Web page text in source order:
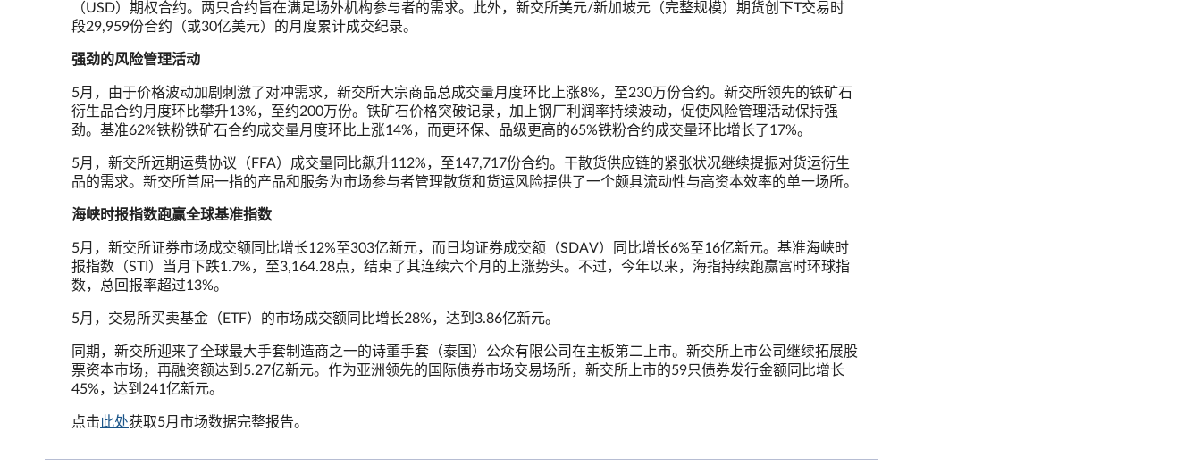
（USD）期权合约。两只合约旨在满足场外机构参与者的需求。此外，新交所美元/新加坡元（完整规模）期货创下T交易时
段29,959份合约（或30亿美元）的月度累计成交纪录。
强劲的风险管理活动
5月，由于价格波动加剧刺激了对冲需求，新交所大宗商品总成交量月度环比上涨8%，至230万份合约。新交所领先的铁矿石
衍生品合约月度环比攀升13%，至约200万份。铁矿石价格突破记录，加上钢厂利润率持续波动，促使风险管理活动保持强
劲。基准62%铁粉铁矿石合约成交量月度环比上涨14%，而更环保、品级更高的65%铁粉合约成交量环比增长了17%。
5月，新交所远期运费协议（FFA）成交量同比飙升112%，至147,717份合约。干散货供应链的紧张状况继续提振对货运衍生
品的需求。新交所首屈一指的产品和服务为市场参与者管理散货和货运风险提供了一个颇具流动性与高资本效率的单一场所。
海峡时报指数跑赢全球基准指数
5月，新交所证券市场成交额同比增长12%至303亿新元，而日均证券成交额（SDAV）同比增长6%至16亿新元。基准海峡时
报指数（STI）当月下跌1.7%，至3,164.28点，结束了其连续六个月的上涨势头。不过，今年以来，海指持续跑赢富时环球指
数，总回报率超过13%。
5月，交易所买卖基金（ETF）的市场成交额同比增长28%，达到3.86亿新元。
同期，新交所迎来了全球最大手套制造商之一的诗董手套（泰国）公众有限公司在主板第二上市。新交所上市公司继续拓展股
票资本市场，再融资额达到5.27亿新元。作为亚洲领先的国际债券市场交易场所，新交所上市的59只债券发行金额同比增长
45%，达到241亿新元。
点击此处获取5月市场数据完整报告。